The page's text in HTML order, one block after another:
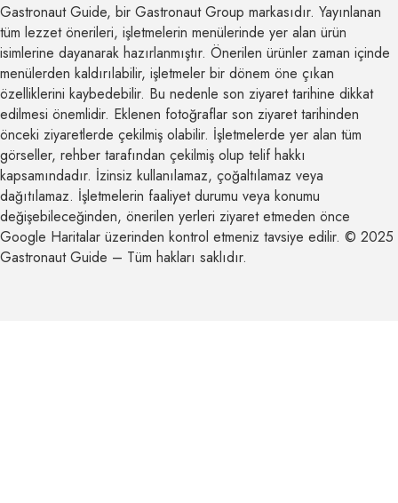
Gastronaut Guide, bir Gastronaut Group markasıdır. Yayınlanan
tüm lezzet önerileri, işletmelerin menülerinde yer alan ürün
isimlerine dayanarak hazırlanmıştır. Önerilen ürünler zaman içinde
menülerden kaldırılabilir, işletmeler bir dönem öne çıkan
özelliklerini kaybedebilir. Bu nedenle son ziyaret tarihine dikkat
edilmesi önemlidir. Eklenen fotoğraflar son ziyaret tarihinden
önceki ziyaretlerde çekilmiş olabilir. İşletmelerde yer alan tüm
görseller, rehber tarafından çekilmiş olup telif hakkı
kapsamındadır. İzinsiz kullanılamaz, çoğaltılamaz veya
dağıtılamaz. İşletmelerin faaliyet durumu veya konumu
değişebileceğinden, önerilen yerleri ziyaret etmeden önce
Google Haritalar üzerinden kontrol etmeniz tavsiye edilir. © 2025
Gastronaut Guide – Tüm hakları saklıdır.